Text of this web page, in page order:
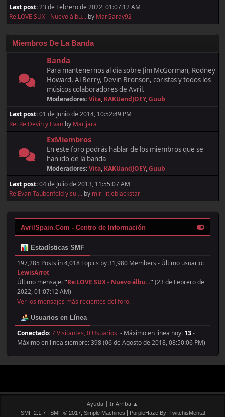
Last post:23 de Febrero de 2022, 01:07:12 AM
Re:LOVE SUX - Nuevo álbu... by MarGaray92
Miembros De La Banda
Banda
Para mantenernos al día sobre Jim McGorman, Rodney
Howard, Al Berry, Devin Bronson, coristas y todos los
músicos colaboradores de Avril.
Moderadores:Vita, KAKUandJOEY,Guub
Last post:01 de Junio de 2014, 10:52:49 PM
Re: Re:Devin y Evan by Marijara
ExMiembros
En este foro podrás hablar de los miembros que se
han ido de la banda
Moderadores:Vita, KAKUandJOEY,Guub
Last post:04 de Julio de 2013, 11:55:07 AM
Re:Evan Taubenfeld y su ... by miri litleblackstar
AvrilSpain.Com - Centro de Información
Estadísticas SMF
197,285 Posts in 4,018 Topics by 31,980 Members - Último usuario:
LewisArrot
Último mensaje:"Re:LOVE SUX - Nuevo álbu..." (23 de Febrero de
2022, 01:07:12 AM)
Ver los mensajes más recientes del foro.
Usuarios en Línea
Conectado:7 Visitantes, 0 Usuarios - Máximo en linea hoy: 13-
Máximo en linea siempre: 398 (06 de Agosto de 2018, 08:50:06 PM)
Ayuda | Ir Arriba ▲
SMF 2.1.7| SMF © 2017, Simple Machines PurpleHaze By: TwitchisMental